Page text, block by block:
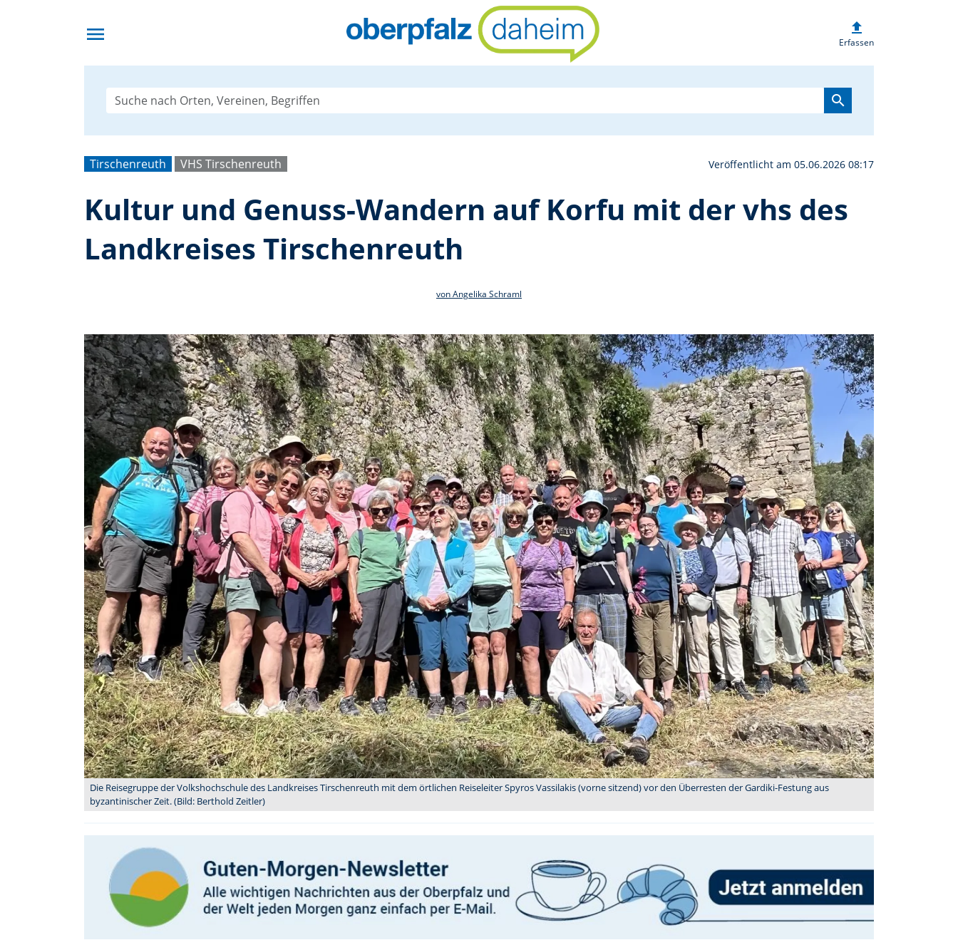
menu Kultur und Genuss-Wandern auf
upload
Erfassen
search
Tirschenreuth VHS Tirschenreuth Veröffentlicht am 05.06.2026 08:17
Kultur und Genuss-Wandern auf Korfu mit der vhs des
Landkreises Tirschenreuth
von Angelika Schraml
Die Reisegruppe der Volkshochschule des Landkreises Tirschenreuth mit dem örtlichen Reiseleiter Spyros Vassilakis (vorne sitzend) vor den Überresten der Gardiki-Festung aus
byzantinischer Zeit. (Bild: Berthold Zeitler)